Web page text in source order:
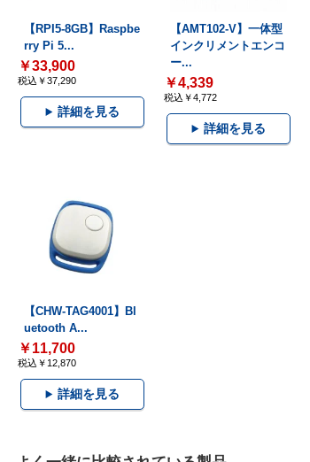
【RPI5-8GB】Raspbe
rry Pi 5...
￥33,900
税込￥37,290
詳細を見る
【AMT102-V】一体型
インクリメントエンコ
ー...
￥4,339
税込￥4,772
詳細を見る
【CHW-TAG4001】Bl
uetooth A...
￥11,700
税込￥12,870
詳細を見る